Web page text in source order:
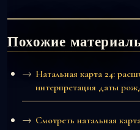
Похожие
Натальная карта 24:
интерпретация даты
Смотреть натальная